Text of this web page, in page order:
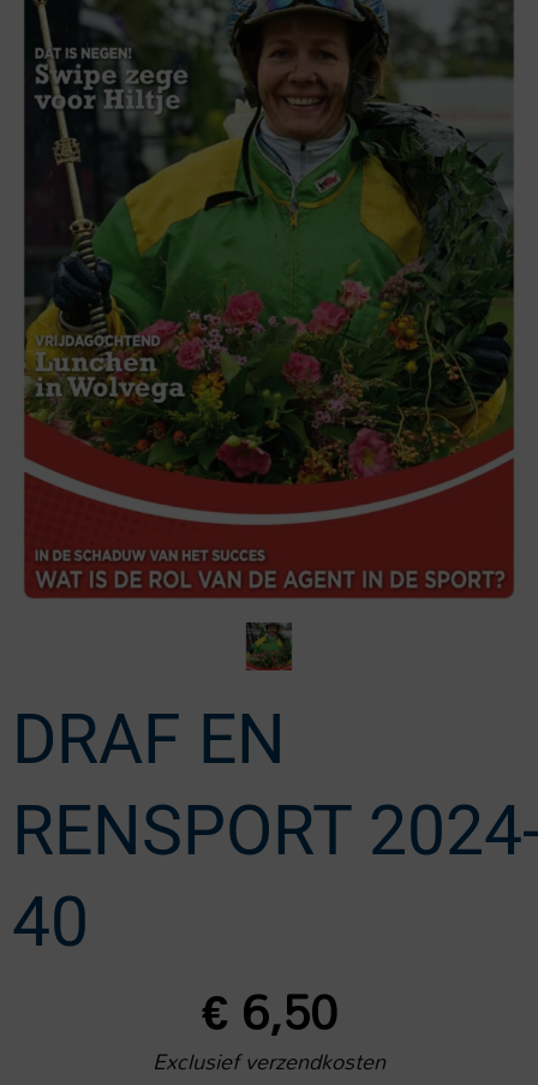
DRAF EN
RENSPORT
40
€6,50
Exclusief verzendkosten